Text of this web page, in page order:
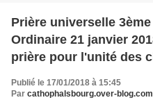
Prière universelle
Ordinaire 21 janvier
prière pour l'unité des
Publié le 17/01/2018 à 15:45
Par cathophalsbourg.over-blog.com